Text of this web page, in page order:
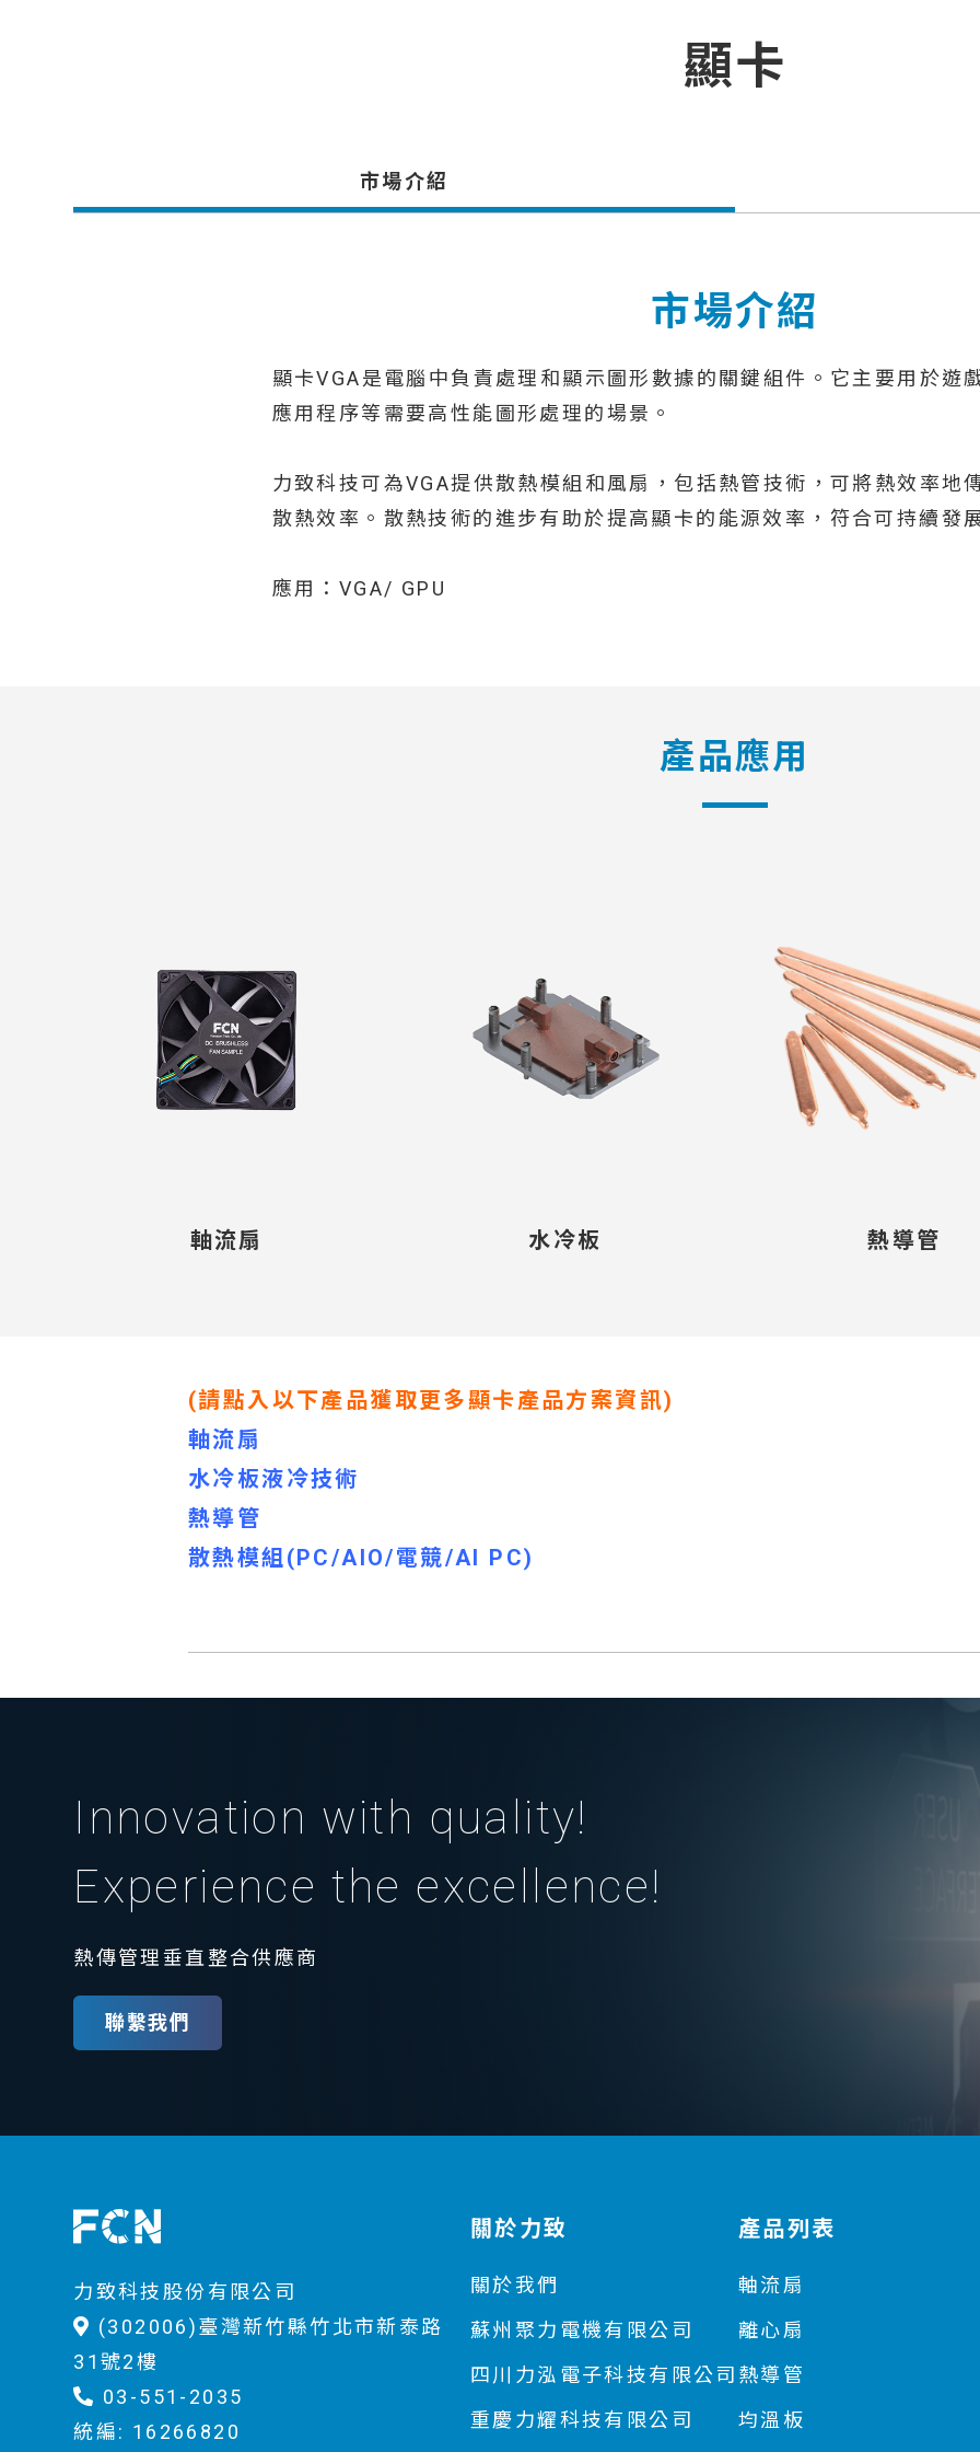
顯卡
市場介紹
市場介紹
顯卡VGA是電腦中負責處理和顯示圖形數據的關鍵組件。它主要用於遊
應用程序等需要高性能圖形處理的場景。
力致科技可為VGA提供散熱模組和風扇，包括熱管技術，可將熱效率地
散熱效率。散熱技術的進步有助於提高顯卡的能源效率，符合可持續發
應用：VGA/ GPU
產品應用
軸流扇 水冷板 熱導管
(請點入以下產品獲取更多顯卡產品方案資訊)
軸流扇
水冷板液冷技術
熱導管
散熱模組(PC/AIO/電競/AI PC)
Innovation with quality!
Experience the excellence!
熱傳管理垂直整合供應商
聯繫我們
力致科技股份有限公司
(302006)臺灣新竹縣竹北市新泰路
31號2樓
03-551-2035
統編: 16266820
關於力致
關於我們
蘇州聚力電機有限公司
四川力泓電子科技有限公司
重慶力耀科技有限公司
產品列表
軸流扇
離心扇
熱導管
均溫板